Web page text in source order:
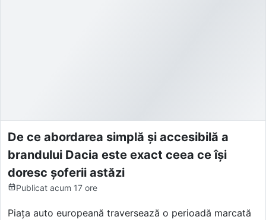
De ce abordarea simplă și accesibilă a
brandului Dacia este exact ceea ce își
doresc șoferii astăzi
Publicat acum 17 ore
Piața auto europeană traversează o perioadă marcată